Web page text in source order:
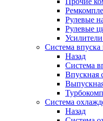
Рулевые
Рулевые
Система
Назад
Система
Впускная
Система
Назад